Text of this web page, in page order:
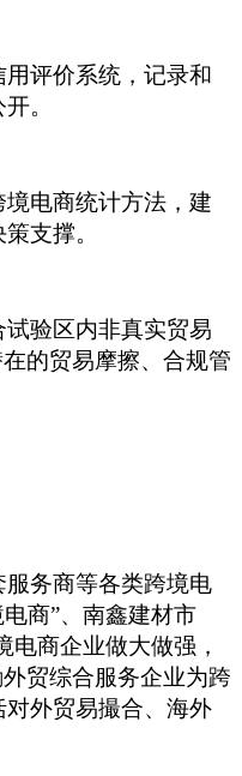
评价系统，记录和
。
电商统计方法，建
支撑。
验区内非真实贸易
的贸易摩擦、合规管
务商等各类跨境电
电商”、南鑫建材市
商企业做大做强，
贸综合服务企业为跨
外贸易撮合、海外